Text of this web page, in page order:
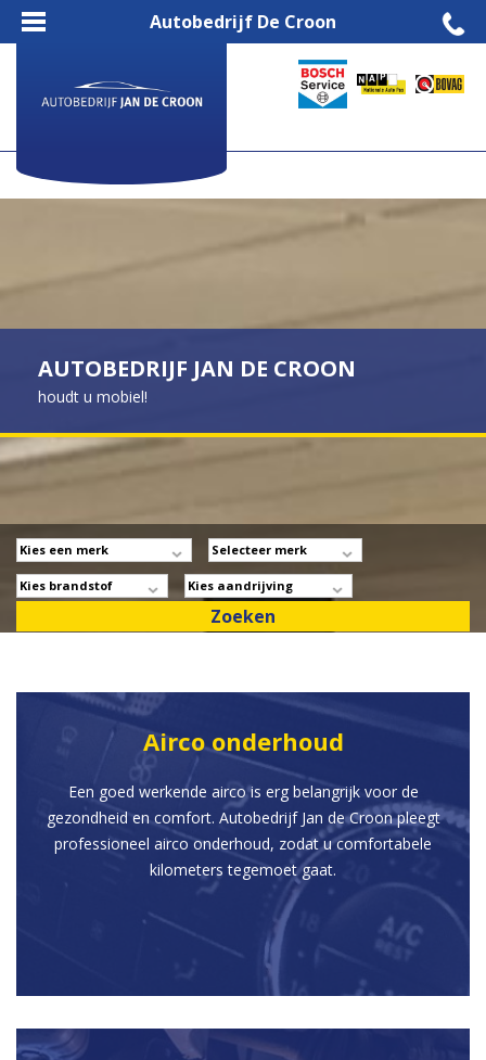
Autobedrijf De Croon
AUTOBEDRIJF JAN DE CROON
houdt u mobiel!
Airco onderhoud
Een goed werkende airco is erg belangrijk voor de
gezondheid en comfort. Autobedrijf Jan de Croon pleegt
professioneel airco onderhoud, zodat u comfortabele
kilometers tegemoet gaat.